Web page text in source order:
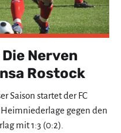
Nerven
Rostock
Saison startet der FC
gegen den
mit 1:3 (0:2).